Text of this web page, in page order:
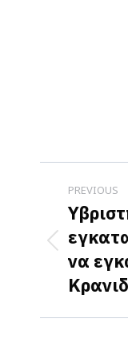
Post
PREVIOUS
Previous
post:
να